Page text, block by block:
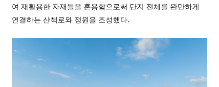
여 재활용한 자재들을 혼용함으로써 단지 전체를 완만하게
연결하는 산책로와 정원을 조성했다.